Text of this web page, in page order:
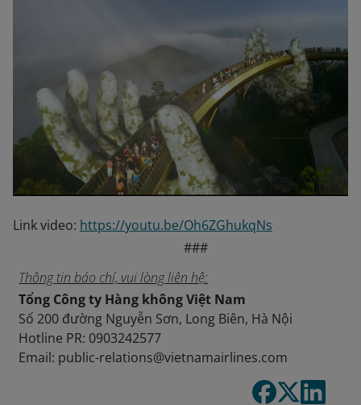
Link video: https://youtu.be/Oh6ZGhukqNs
###
Thông tin báo chí, vui lòng liên hệ:
Tổng Công ty Hàng không Việt Nam
Số 200 đường Nguyễn Sơn, Long Biên, Hà Nội
Hotline PR: 0903242577
Email: public-relations@vietnamairlines.com